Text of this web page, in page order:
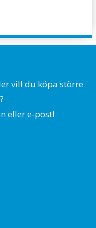
vill du köpa större
eller e-post!